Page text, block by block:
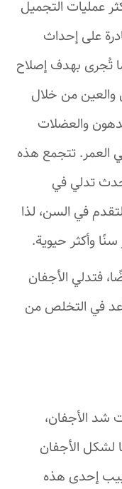
عمليات التجميل
على إحداث
تُجرى بهدف إصلاح
من خلال
والعضلات
العمر. تتجمع هذه
تدلي في
في السن، لذا
وأكثر حيوية.
فتدلي الأجفان
في التخلص من
شد الأجفان،
لشكل الأجفان
إحدى هذه